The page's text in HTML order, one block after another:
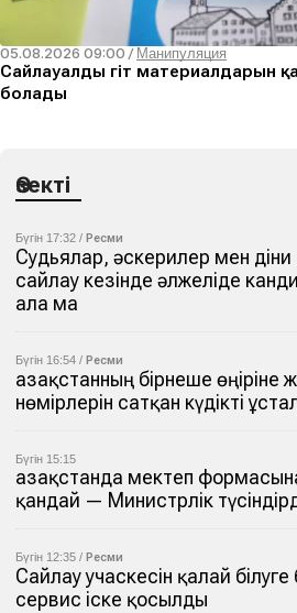
05.08.2026 09:00 / Манипуляция
Сайлауалды үгіт материалдарын
болады
Өзекті
Бүгін 17:32 / Ресми
Судьялар, әскерилер мен
сайлау кезінде әлжеліде
ала ма
Бүгін 16:54 / Ресми
Қазақстанның бірнеше өңіріне
нөмірлерін сатқан күдікті
Бүгін 15:15
Қазақстанда мектеп
қандай — Министрлік
Бүгін 12:35 / Ресми
Сайлау учаскесін қалай
сервис іске қосылды